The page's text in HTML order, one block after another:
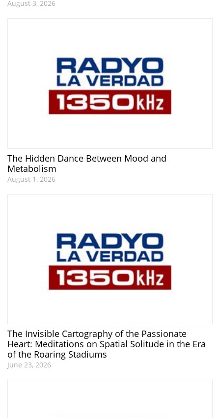
August 3, 2026
The Hidden Dance Between Mood and
Metabolism
August 1, 2026
The Invisible Cartography of the Passionate
Heart: Meditations on Spatial Solitude in the Era
of the Roaring Stadiums
June 23, 2026